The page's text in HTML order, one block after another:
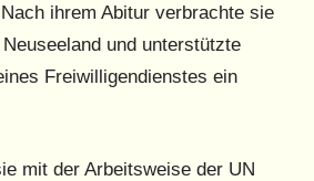
ihrem Abitur verbrachte sie
und unterstützte
Freiwilligendienstes ein
mit der Arbeitsweise der UN